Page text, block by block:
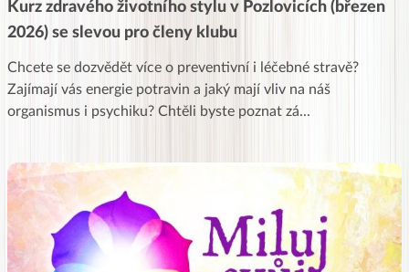
Kurz zdravého životního stylu v Pozlovicích (březen
2026) se slevou pro členy klubu
Chcete se dozvědět více o preventivní i léčebné stravě?
Zajímají vás energie potravin a jaký mají vliv na náš
organismus i psychiku? Chtěli byste poznat zá...